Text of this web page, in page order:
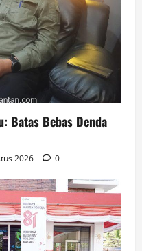
Batas Bebas Denda
2026 0